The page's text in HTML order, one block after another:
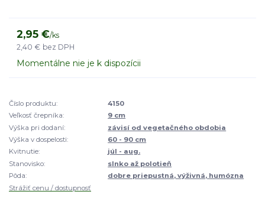
2,95 €/ks
2,40 € bez DPH
Momentálne nie je k dispozícii
Číslo produktu:
4150
Veľkosť črepníka:
9 cm
Výška pri dodaní:
závisí od vegetačného obdobia
Výška v dospelosti:
60 - 90 cm
Kvitnutie:
júl - aug.
Stanovisko:
slnko až polotieň
Pôda:
dobre priepustná, výživná, humózna
Strážiť cenu / dostupnosť